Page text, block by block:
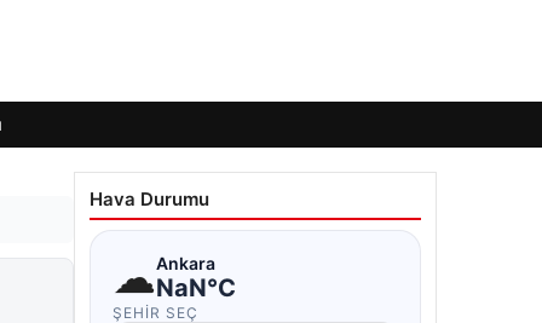
Hava Durumu
☁Ankara
NaN°C
ŞEHIR SEÇ